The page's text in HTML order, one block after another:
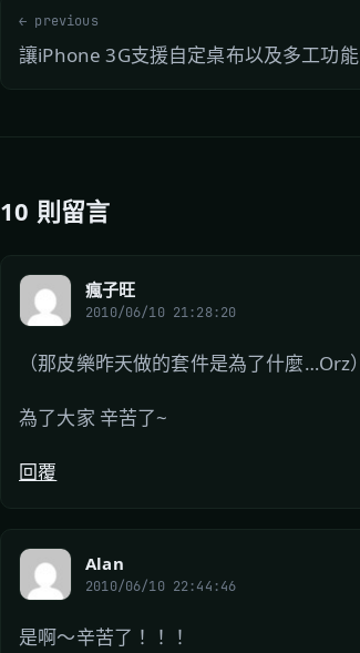
← previous
讓iPhone 3G支援自定桌布以及多工功能
10 則留言
瘋子旺
2010/06/10 21:28:20
（那皮樂昨天做的套件是為了什麼…Orz）
為了大家 辛苦了~
回覆
Alan
2010/06/10 22:44:46
是啊～辛苦了！！！